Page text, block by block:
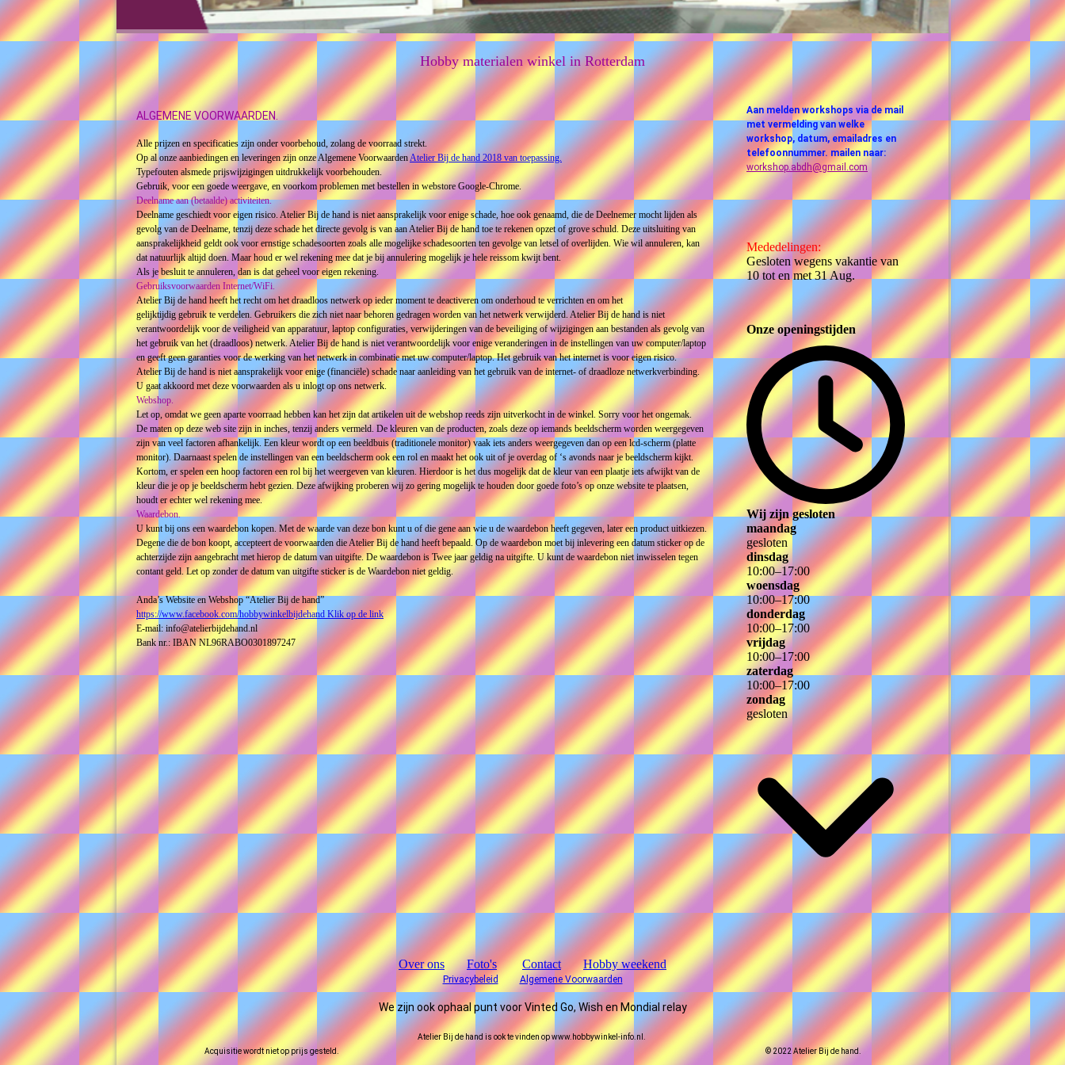
Hobby materialen winkel in Rotterdam
ALGEMENE VOORWAARDEN.
Alle prijzen en specificaties zijn onder voorbehoud, zolang de voorraad strekt.
Op al onze aanbiedingen en leveringen zijn onze Algemene VoorwaardenAtelier Bij de hand 2018 van toepassing.
Typefouten alsmede prijswijzigingen uitdrukkelijk voorbehouden.
Gebruik, voor een goede weergave, en voorkom problemen met bestellen in webstore Google-Chrome.
Deelname aan (betaalde) activiteiten.
Deelname geschiedt voor eigen risico. Atelier Bij de hand is niet aansprakelijk voor enige schade, hoe ook genaamd, die de Deelnemer mocht lijden als
gevolg van de Deelname, tenzij deze schade het directe gevolg is van aan Atelier Bij de hand toe te rekenen opzet of grove schuld. Deze uitsluiting van
aansprakelijkheid geldt ook voor ernstige schadesoorten zoals alle mogelijke schadesoorten ten gevolge van letsel of overlijden. Wie wil annuleren, kan
dat natuurlijk altijd doen. Maar houd er wel rekening mee dat je bij annulering mogelijk je hele reissom kwijt bent.
Als je besluit te annuleren, dan is dat geheel voor eigen rekening.
Gebruiksvoorwaarden Internet/WiFi.
Atelier Bij de hand heeft het recht om het draadloos netwerk op ieder moment te deactiveren om onderhoud te verrichten en om het
gelijktijdig gebruik te verdelen. Gebruikers die zich niet naar behoren gedragen worden van het netwerk verwijderd. Atelier Bij de hand is niet
verantwoordelijk voor de veiligheid van apparatuur, laptop configuraties, verwijderingen van de beveiliging of wijzigingen aan bestanden als gevolg van
het gebruik van het (draadloos) netwerk. Atelier Bij de hand is niet verantwoordelijk voor enige veranderingen in de instellingen van uw computer/laptop
en geeft geen garanties voor de werking van het netwerk in combinatie met uw computer/laptop. Het gebruik van het internet is voor eigen risico.
Atelier Bij de hand is niet aansprakelijk voor enige (financiële) schade naar aanleiding van het gebruik van de internet- of draadloze netwerkverbinding.
U gaat akkoord met deze voorwaarden als u inlogt op ons netwerk.
Webshop.
Let op, omdat we geen aparte voorraad hebben kan het zijn dat artikelen uit de webshop reeds zijn uitverkocht in de winkel. Sorry voor het ongemak.
De maten op deze web site zijn in inches, tenzij anders vermeld. De kleuren van de producten, zoals deze op iemands beeldscherm worden weergegeven
zijn van veel factoren afhankelijk. Een kleur wordt op een beeldbuis (traditionele monitor) vaak iets anders weergegeven dan op een lcd-scherm (platte
monitor). Daarnaast spelen de instellingen van een beeldscherm ook een rol en maakt het ook uit of je overdag of ‘s avonds naar je beeldscherm kijkt.
Kortom, er spelen een hoop factoren een rol bij het weergeven van kleuren. Hierdoor is het dus mogelijk dat de kleur van een plaatje iets afwijkt van de
kleur die je op je beeldscherm hebt gezien. Deze afwijking proberen wij zo gering mogelijk te houden door goede foto’s op onze website te plaatsen,
houdt er echter wel rekening mee.
Waardebon.
U kunt bij ons een waardebon kopen. Met de waarde van deze bon kunt u of die gene aan wie u de waardebon heeft gegeven, later een product uitkiezen.
Degene die de bon koopt, accepteert de voorwaarden die Atelier Bij de hand heeft bepaald. Op de waardebon moet bij inlevering een datum sticker op de
achterzijde zijn aangebracht met hierop de datum van uitgifte. De waardebon is Twee jaar geldig na uitgifte. U kunt de waardebon niet inwisselen tegen
contant geld. Let op zonder de datum van uitgifte sticker is de Waardebon niet geldig.
Anda’s Website en Webshop “Atelier Bij de hand”
https://www.facebook.com/hobbywinkelbijdehand Klik op de link
E-mail: info@atelierbijdehand.nl
Bank nr.: IBAN NL96RABO0301897247
Aan melden workshops via de mail
met vermelding van welke
workshop, datum, emailadres en
telefoonnummer. mailen naar:
workshop.abdh@gmail.com
Mededelingen:
Gesloten wegens vakantie van
10 tot en met 31 Aug.
Onze openingstijden
Wij zijn gesloten
maandag
gesloten
dinsdag
10:00–17:00
woensdag
10:00–17:00
donderdag
10:00–17:00
vrijdag
10:00–17:00
zaterdag
10:00–17:00
zondag
gesloten
Over ons Foto's Contact Hobby weekend
Privacybeleid Algemene Voorwaarden
We zijn ook ophaal punt voor Vinted Go, Wish en Mondial relay
Atelier Bij de hand is ook te vinden op www.hobbywinkel-info.nl.
Acquisitie wordt niet op prijs gesteld. © 2022 Atelier Bij de hand.